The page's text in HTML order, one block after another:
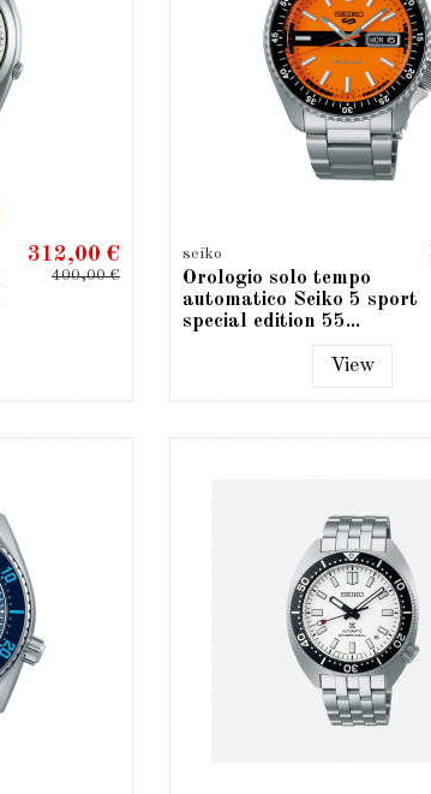
312,00 €
400,00 €
seiko
Orologio solo tempo
automatico Seiko 5 sport
special edition 55...
View